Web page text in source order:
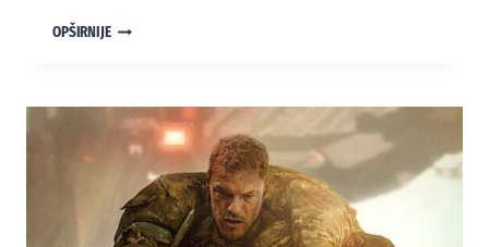
OPŠIRNIJE“METALSTORM:
JARED-
SYN” (1983.):
ŽANROVSKI
SINKRETIZAM